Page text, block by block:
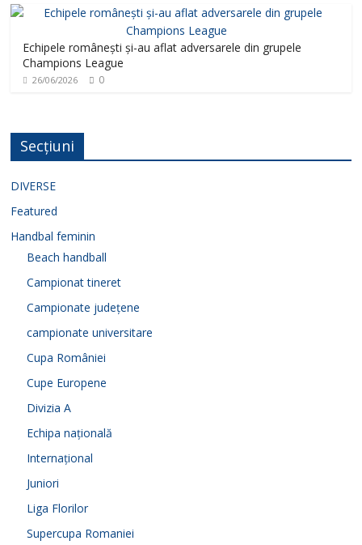
Echipele românești și-au aflat adversarele din grupele
Champions League
26/06/2026 0
Secțiuni
DIVERSE
Featured
Handbal feminin
Beach handball
Campionat tineret
Campionate județene
campionate universitare
Cupa României
Cupe Europene
Divizia A
Echipa națională
Internațional
Juniori
Liga Florilor
Supercupa Romaniei